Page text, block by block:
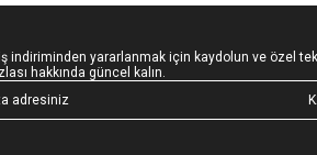
indiriminden yararlanmak için kaydolun ve özel
hakkında güncel kalın.